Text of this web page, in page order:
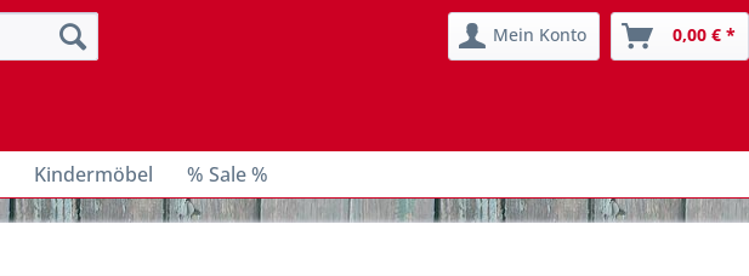
Mein Konto 0,00 € *
Kindermöbel % Sale %